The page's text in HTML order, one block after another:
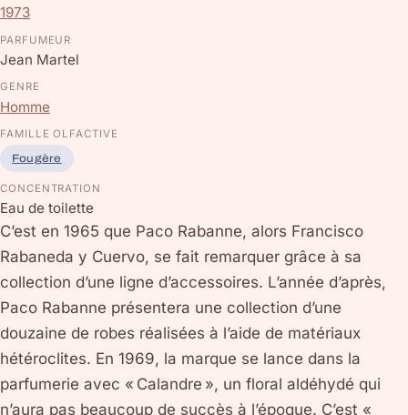
1973
PARFUMEUR
Jean Martel
GENRE
Homme
FAMILLE OLFACTIVE
Fougère
CONCENTRATION
Eau de toilette
C’est en 1965 que Paco Rabanne, alors Francisco
Rabaneda y Cuervo, se fait remarquer grâce à sa
collection d’une ligne d’accessoires. L’année d’après,
Paco Rabanne présentera une collection d’une
douzaine de robes réalisées à l’aide de matériaux
hétéroclites. En 1969, la marque se lance dans la
parfumerie avec « Calandre », un floral aldéhydé qui
n’aura pas beaucoup de succès à l’époque. C’est «